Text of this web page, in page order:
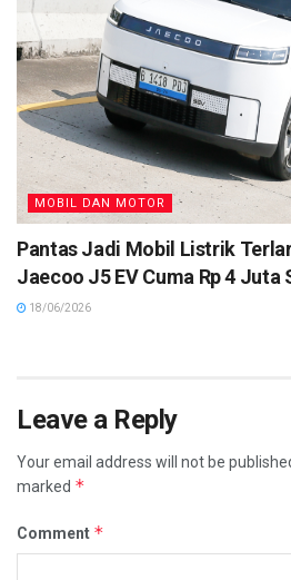
MOBIL DAN MOTOR
Pantas Jadi Mobil Listrik
Jaecoo J5 EV Cuma Rp 4 Juta
18/06/2026
Leave a Reply
Your email address will not be
marked *
Comment *